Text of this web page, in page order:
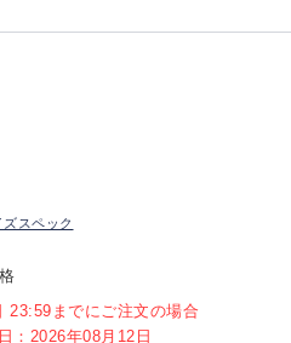
ズスペック
23:59までにご注文の場合
：2026年08月12日